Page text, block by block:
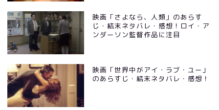
映画「さよなら、人類」のあらす
じ・結末ネタバレ・感想！ロイ・ア
ンダーソン監督作品に注目
映画「世界中がアイ・ラブ・ユー」
のあらすじ・結末ネタバレ・感想！